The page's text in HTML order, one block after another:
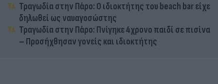
Τραγωδία στην Πάρο: Ο ιδιοκτήτης του beach bar είχε
δηλωθεί ως ναυαγοσώστης
Τραγωδία στην Πάρο: Πνίγηκε 4χρονο παιδί σε πισίνα
– Προσήχθησαν γονείς και ιδιοκτήτης